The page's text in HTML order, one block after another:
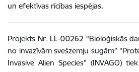
un efektīvas rīcības iespējas.
Projekts Nr. LL-00262 “Bioloģiskās
no invazīvām svešzemju sugām”
Invasive Alien Species" (INVAGO)